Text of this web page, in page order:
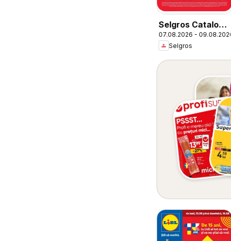
Selgros Catalog
Oferte de
weekend
07.08.2026 - 09.08.2026
Selgros